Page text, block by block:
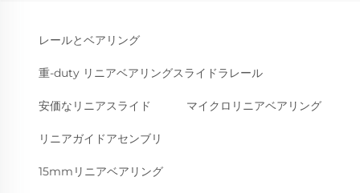
レールとベアリング
重-duty リニアベアリングスライドラレール
安価なリニアスライド マイクロリニアベアリング
リニアガイドアセンブリ
15mmリニアベアリング